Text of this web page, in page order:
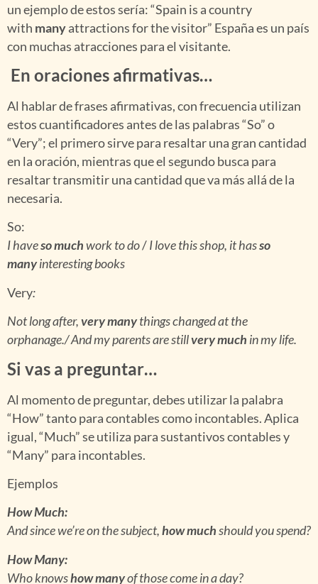
un ejemplo de estos sería: “Spain is a country
with manyattractions for the visitor” España es un país
con muchas atracciones para el visitante.
En oraciones afirmativas…
Al hablar de frases afirmativas, con frecuencia utilizan
estos cuantificadores antes de las palabras “So” o
“Very”; el primero sirve para resaltar una gran cantidad
en la oración, mientras que el segundo busca para
resaltar transmitir una cantidad que va más allá de la
necesaria.
So:
I haveso muchwork to do/I love this shop, it hasso
manyinteresting books
Very:
Not long after,very manythings changed at the
orphanage./ And my parents are stillvery much in my life.
Si vas a preguntar…
Al momento de preguntar, debes utilizar la palabra
“How” tanto para contables como incontables. Aplica
igual, “Much” se utiliza para sustantivos contables y
“Many” para incontables.
Ejemplos
How Much:
And since we’re on the subject,how muchshould you spend?
How Many:
Who knowshow manyof those come in a day?